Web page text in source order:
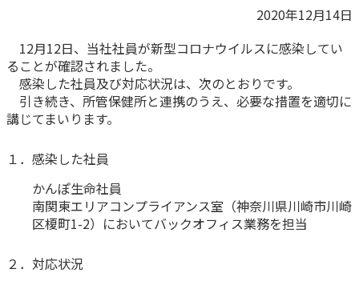
マイページログイン
入院保険金・手術保険金のご請求
お手続き一覧
きっかけ・できごとから探す
保険をご検討中のお客さま
養老保険
定期保険
学資保険
法人のお客さま
【まずはご相談ください】企業経営でお悩みの方はこ
法人のお客さま向け商品一覧
目的から探す
かんぽ生命の団体取扱い
お役立ち情報
かんぽのLifeサポートナビ
かんぽ生命について
よくあるご質問
お問い合わせ
2020年12月14日
12月12日、当社社員が新型コロナウイルスに感染してい
ることが確認されました。
感染した社員及び対応状況は、次のとおりです。
引き続き、所管保健所と連携のうえ、必要な措置を適切に
講じてまいります。
１．感染した社員
かんぽ生命社員
南関東エリアコンプライアンス室（神奈川県川崎市川崎
区榎町1-2）においてバックオフィス業務を担当
２．対応状況